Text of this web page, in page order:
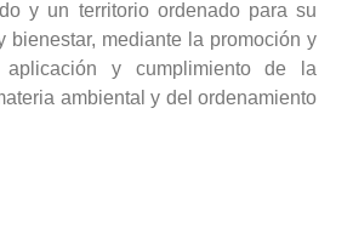
y un territorio ordenado para su
bienestar, mediante la promoción y
y cumplimiento de la
ambiental y del ordenamiento